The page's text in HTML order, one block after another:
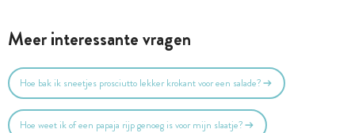
Meer interessante vragen
Hoe bak ik sneetjes prosciutto lekker krokant voor een salade?
Hoe weet ik of een papaja rijp genoeg is voor mijn slaatje?